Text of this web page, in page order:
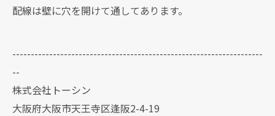
配線は壁に穴を開けて通してあります。
--------------------------------------------------------------------
--
株式会社トーシン
大阪府大阪市天王寺区逢阪2-4-19